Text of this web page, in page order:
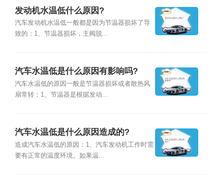
发动机水温低什么原因?
汽车发动机水温低一般都是因为节温器损坏了导
致的：1、节温器损坏，主阀脱...
汽车水温低是什么原因有影响吗?
汽车水温低的原因一般是节温器损坏或者散热风
扇常转：1、节温器是根据发动...
汽车水温低是什么原因造成的?
造成汽车水温低的原因：1、汽车发动机工作时需
要有正常的温度环境。如果温...